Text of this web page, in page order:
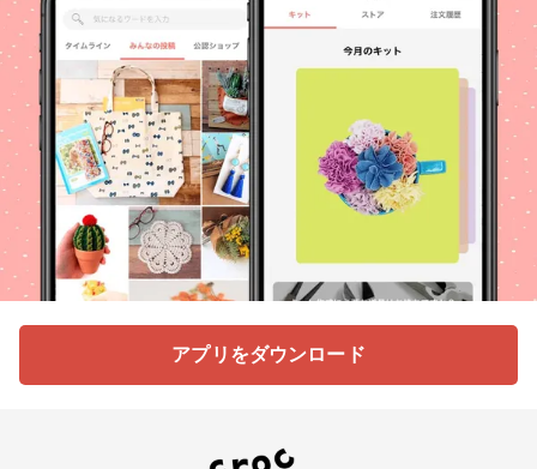
アプリをダウンロード